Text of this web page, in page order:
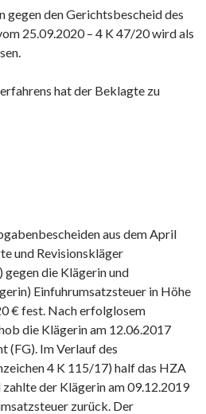
gegen den Gerichtsbescheid des
25.09.2020 – 4 K 47/20 wird als
hat der Beklagte zu
aus dem April
und Revisionskläger
gegen die Klägerin und
Einfuhrumsatzsteuer in Höhe
€ fest. Nach erfolglosem
die Klägerin am 12.06.2017
(FG). Im Verlauf des
4 K 115/17) half das HZA
zahlte der Klägerin am 09.12.2019
zurück. Der